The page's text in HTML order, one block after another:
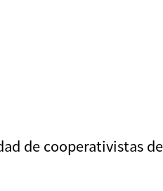
de cooperativistas